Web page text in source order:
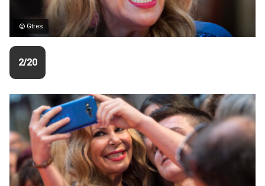
© Gtres
2/20